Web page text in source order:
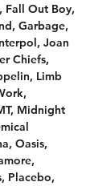
Fall Out Boy,
Garbage,
Joan
Chiefs,
Limb
Midnight
Oasis,
Placebo,